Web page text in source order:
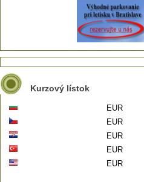
Kurzový lístok
EUR
EUR
EUR
EUR
EUR